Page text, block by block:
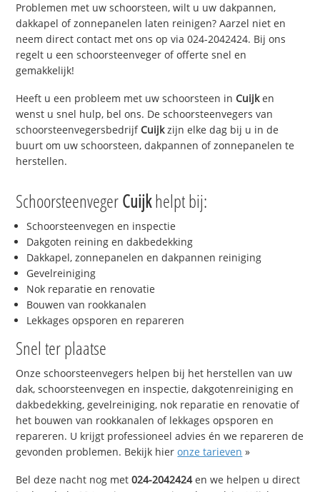
Problemen met uw schoorsteen, wilt u uw dakpannen,
dakkapel of zonnepanelen laten reinigen? Aarzel niet en
neem direct contact met ons op via 024-2042424. Bij ons
regelt u een schoorsteenveger of offerte snel en
gemakkelijk!
Heeft u een probleem met uw schoorsteen inCuijken
wenst u snel hulp, bel ons. De schoorsteenvegers van
schoorsteenvegersbedrijfCuijkzijn elke dag bij u in de
buurt om uw schoorsteen, dakpannen of zonnepanelen te
herstellen.
SchoorsteenvegerCuijkhelpt bij:
Schoorsteenvegen en inspectie
Dakgoten reining en dakbedekking
Dakkapel, zonnepanelen en dakpannen reiniging
Gevelreiniging
Nok reparatie en renovatie
Bouwen van rookkanalen
Lekkages opsporen en repareren
Snel ter plaatse
Onze schoorsteenvegers helpen bij het herstellen van uw
dak, schoorsteenvegen en inspectie, dakgotenreiniging en
dakbedekking, gevelreiniging, nok reparatie en renovatie of
het bouwen van rookkanalen of lekkages opsporen en
repareren. U krijgt professioneel advies én we repareren de
gevonden problemen. Bekijk hieronze tarieven »
Bel deze nacht nog met024-2042424en we helpen u direct